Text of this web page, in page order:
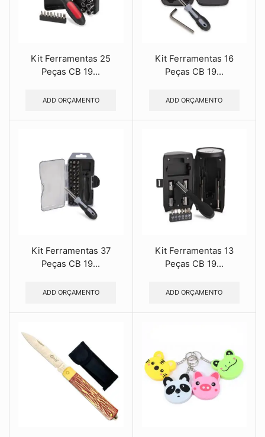
Kit Ferramentas 25
Peças CB 19...
ADD ORÇAMENTO
Kit Ferramentas 16
Peças CB 19...
ADD ORÇAMENTO
Kit Ferramentas 37
Peças CB 19...
ADD ORÇAMENTO
Kit Ferramentas 13
Peças CB 19...
ADD ORÇAMENTO